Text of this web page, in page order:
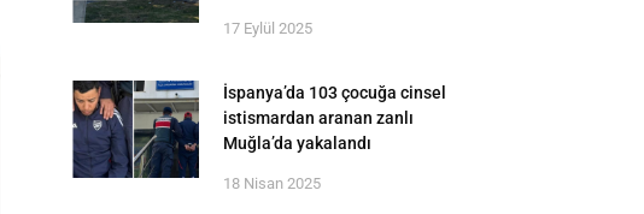
17 Eylül 2025
İspanya’da 103 çocuğa cinsel
istismardan aranan zanlı
Muğla’da yakalandı
18 Nisan 2025